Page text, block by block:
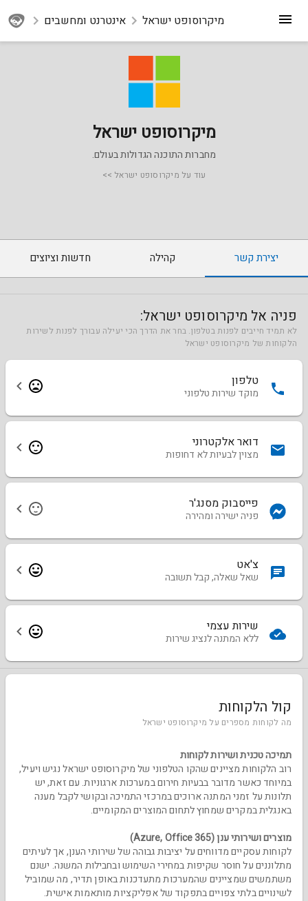
אינטרנט ומחשבים מיקרוסופט ישראל
מיקרוסופט ישראל
מחברות התוכנה הגדולות בעולם.
עוד על מיקרוסופט ישראל >>
יצירת קשר קהילה חדשות וציוצים
פניה אל מיקרוסופט ישראל:
לא תמיד חייבים לפנות בטלפון. בחר את הדרך הכי יעילה עבורך לפנות לשירות
הלקוחות של מיקרוסופט ישראל
טלפון
מוקד שירות טלפוני
דואר אלקטרוני
מצוין לבעיות לא דחופות
פייסבוק מסנג'ר
פניה ישירה ומהירה
צ'אט
שאל שאלה, קבל תשובה
שירות עצמי
ללא המתנה לנציג שירות
קול הלקוחות
מה לקוחות מספרים על מיקרוסופט ישראל
תמיכה טכנית ושירות לקוחות
רוב הלקוחות מציינים שהקו הטלפוני של מיקרוסופט ישראל נגיש ויעיל,
במיוחד כאשר מדובר בבעיות חירום במערכות ארגוניות. עם זאת, יש
תלונות על זמני המתנה ארוכים במרכזי התמיכה ובקושי לקבל מענה
באנגלית במקרים שמחוץ לתחום המוצרים המקומיים.
מוצרים ושירותי ענן (Azure, Office 365)
לקוחות עסקיים מדווחים על יציבות גבוהה של שירותי הענן, אך לעיתים
מתלוננים על חוסר שקיפות במחירי השימוש ובחבילות המשנה. ישנם
משתמשים שמציינים שהמערכות מתעדכנות באופן תדיר, מה שמוביל
לשינויים בלתי צפויים בתפקוד של אפליקציות מותאמות אישית.